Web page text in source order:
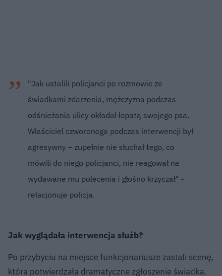
"Jak ustalili policjanci po rozmowie ze
świadkami zdarzenia, mężczyzna podczas
odśnieżania ulicy okładał łopatą swojego psa.
Właściciel czworonoga podczas interwencji był
agresywny – zupełnie nie słuchał tego, co
mówili do niego policjanci, nie reagował na
wydawane mu polecenia i głośno krzyczał" -
relacjonuje policja.
Jak wyglądała interwencja służb?
Po przybyciu na miejsce funkcjonariusze zastali scenę,
która potwierdzała dramatyczne zgłoszenie świadka.